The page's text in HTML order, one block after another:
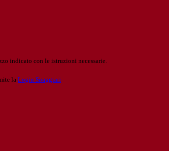
indicato con le istruzioni necessarie.
la Login Spaggiari